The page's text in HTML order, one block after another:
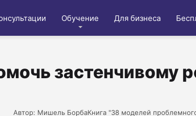
Обучение Для бизнеса
застенчивому
Автор: Мишель БорбаКнига "38 моделей